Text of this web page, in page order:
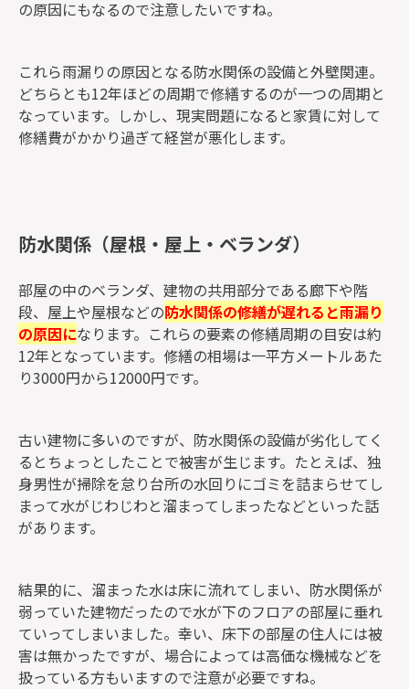
の原因にもなるので注意したいですね。
これら雨漏りの原因となる防水関係の設備と外壁関連。
どちらとも12年ほどの周期で修繕するのが一つの周期と
なっています。しかし、現実問題になると家賃に対して
修繕費がかかり過ぎて経営が悪化します。
防水関係（屋根・屋上・ベランダ）
部屋の中のベランダ、建物の共用部分である廊下や階
段、屋上や屋根などの防水関係の修繕が遅れると雨漏り
の原因になります。これらの要素の修繕周期の目安は約
12年となっています。修繕の相場は一平方メートルあた
り3000円から12000円です。
古い建物に多いのですが、防水関係の設備が劣化してく
るとちょっとしたことで被害が生じます。たとえば、独
身男性が掃除を怠り台所の水回りにゴミを詰まらせてし
まって水がじわじわと溜まってしまったなどといった話
があります。
結果的に、溜まった水は床に流れてしまい、防水関係が
弱っていた建物だったので水が下のフロアの部屋に垂れ
ていってしまいました。幸い、床下の部屋の住人には被
害は無かったですが、場合によっては高価な機械などを
扱っている方もいますので注意が必要ですね。